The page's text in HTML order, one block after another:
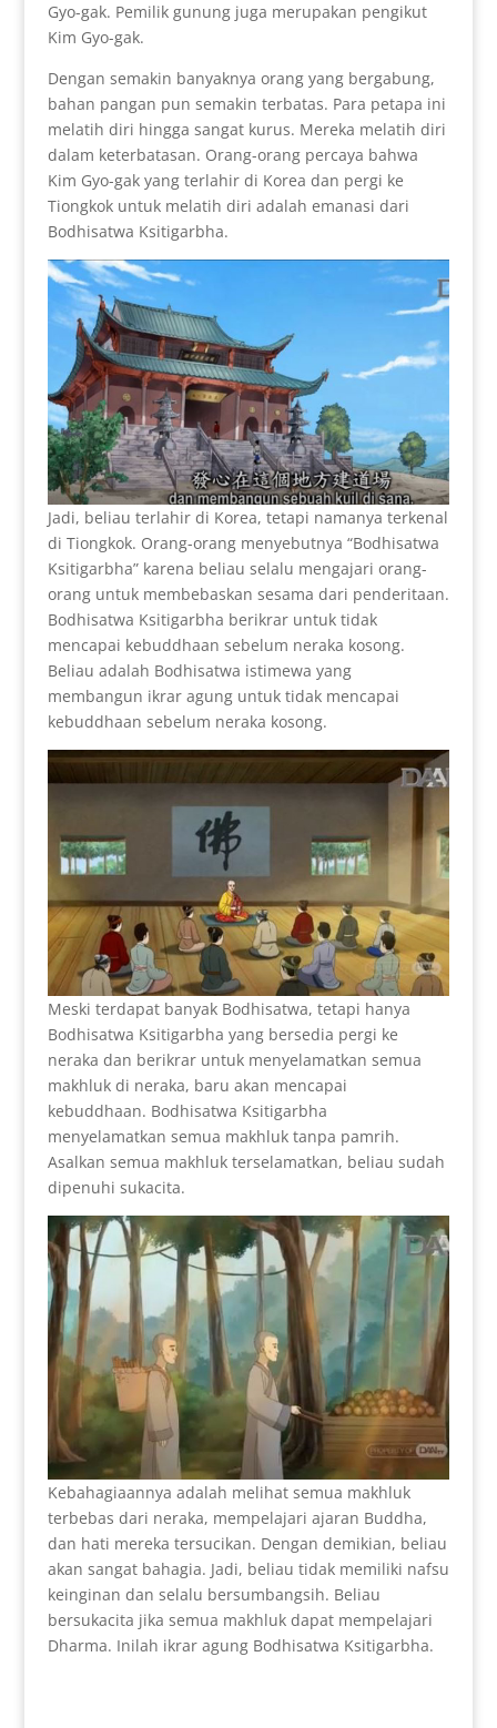
Gyo-gak. Pemilik gunung juga merupakan pengikut
Kim Gyo-gak.
Dengan semakin banyaknya orang yang bergabung,
bahan pangan pun semakin terbatas. Para petapa ini
melatih diri hingga sangat kurus. Mereka melatih diri
dalam keterbatasan. Orang-orang percaya bahwa
Kim Gyo-gak yang terlahir di Korea dan pergi ke
Tiongkok untuk melatih diri adalah emanasi dari
Bodhisatwa Ksitigarbha.
Jadi, beliau terlahir di Korea, tetapi namanya terkenal
di Tiongkok. Orang-orang menyebutnya “Bodhisatwa
Ksitigarbha” karena beliau selalu mengajari orang-
orang untuk membebaskan sesama dari penderitaan.
Bodhisatwa Ksitigarbha berikrar untuk tidak
mencapai kebuddhaan sebelum neraka kosong.
Beliau adalah Bodhisatwa istimewa yang
membangun ikrar agung untuk tidak mencapai
kebuddhaan sebelum neraka kosong.
Meski terdapat banyak Bodhisatwa, tetapi hanya
Bodhisatwa Ksitigarbha yang bersedia pergi ke
neraka dan berikrar untuk menyelamatkan semua
makhluk di neraka, baru akan mencapai
kebuddhaan. Bodhisatwa Ksitigarbha
menyelamatkan semua makhluk tanpa pamrih.
Asalkan semua makhluk terselamatkan, beliau sudah
dipenuhi sukacita.
Kebahagiaannya adalah melihat semua makhluk
terbebas dari neraka, mempelajari ajaran Buddha,
dan hati mereka tersucikan. Dengan demikian, beliau
akan sangat bahagia. Jadi, beliau tidak memiliki nafsu
keinginan dan selalu bersumbangsih. Beliau
bersukacita jika semua makhluk dapat mempelajari
Dharma. Inilah ikrar agung Bodhisatwa Ksitigarbha.